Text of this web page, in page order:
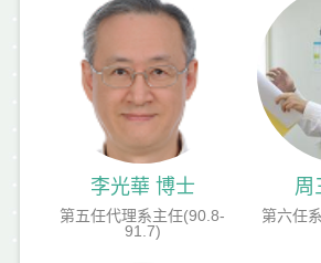
李光華 博士
第五任代理系主任(90.8-
91.7)
周
第六任